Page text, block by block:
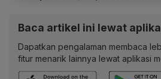
Baca artikel ini lewat
Dapatkan pengalaman membaca
fitur menarik lainnya lewat aplikasi